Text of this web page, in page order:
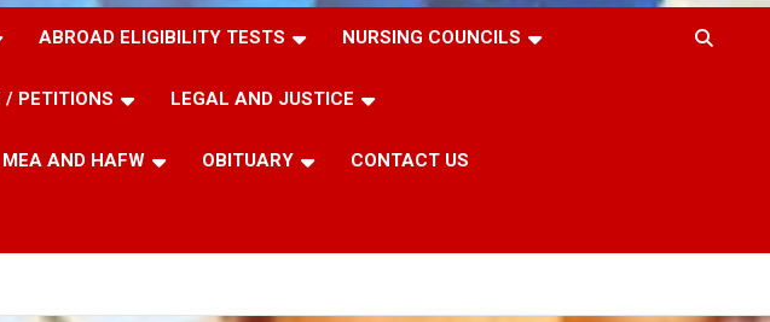
ABROAD ELIGIBILITY TESTS NURSING COUNCILS
/ PETITIONS LEGAL AND JUSTICE
MEA AND HAFW OBITUARY CONTACT US